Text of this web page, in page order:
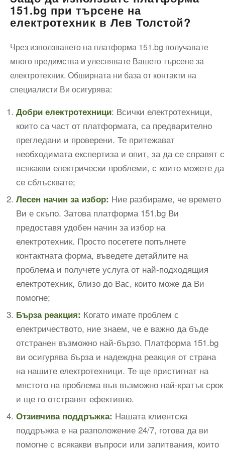
151.bg при търсене на
електротехник в Лев Толстой?
Чрез използването на платформа 151.bg получавате
много предимства и улеснявате Вашето търсене за
електротехник. Обширната ни база от контакти на
специалисти Ви осигурява:
Добри електротехници: Всички електротехници,
които са част от платформата, са предварително
прегледани и проверени. Те притежават
необходимата експертиза и опит, за да се справят с
всякакви електрически проблеми, с които можете да
се сблъсквате;
Лесен начин за избор: Ние разбираме, че времето
Ви е скъпо. Затова платформа 151.bg Ви
предоставя удобен начин за избор на
електротехник. Просто посетете попълнете
контактната форма, въведете детайлите на
проблема и получете услуга от най-подходящия
електротехник, близо до Вас, които може да Ви
помогне;
Бърза реакция: Когато имате проблем с
електричеството, ние знаем, че е важно да бъде
отстранен възможно най-бързо. Платформа 151.bg
ви осигурява бърза и надеждна реакция от страна
на нашите електротехници. Те ще пристигнат на
мястото на проблема във възможно най-кратък срок
и ще го отстранят ефективно.
Отзивчива поддръжка: Нашата клиентска
поддръжка е на разположение 24/7, готова да ви
помогне с всякакви въпроси или запитвания, които